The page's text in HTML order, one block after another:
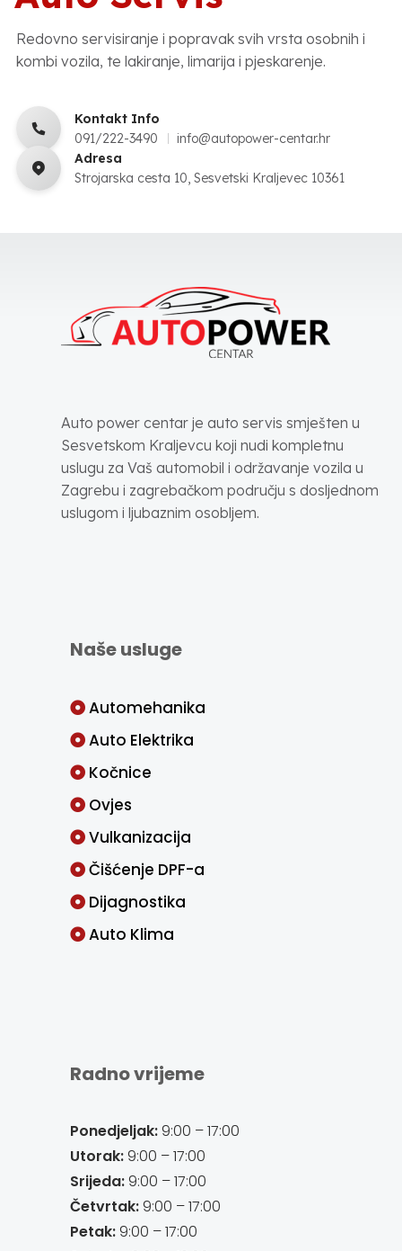
Redovno servisiranje i popravak svih vrsta osobnih i
kombi vozila, te lakiranje, limarija i pjeskarenje.
Kontakt Info
091/222-3490
info@autopower-centar.hr
Adresa
Strojarska cesta 10, Sesvetski Kraljevec 10361
Auto power centar je auto servis smješten u
Sesvetskom Kraljevcu koji nudi kompletnu
uslugu za Vaš automobil i održavanje vozila u
Zagrebu i zagrebačkom području s dosljednom
uslugom i ljubaznim osobljem.
Naše usluge
Automehanika
Auto Elektrika
Kočnice
Ovjes
Vulkanizacija
Čišćenje DPF-a
Dijagnostika
Auto Klima
Radno vrijeme
Ponedjeljak:9:00 – 17:00
Utorak:9:00 – 17:00
Srijeda:9:00 – 17:00
Četvrtak:9:00 – 17:00
Petak:9:00 – 17:00